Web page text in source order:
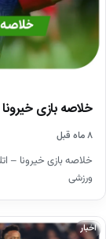
خلاصه بازی خیرونا 0 – اتلتیکومادرید 3 (لالیگا اسپانیا)
۸ ماه قبل
ورزشی
اخبار